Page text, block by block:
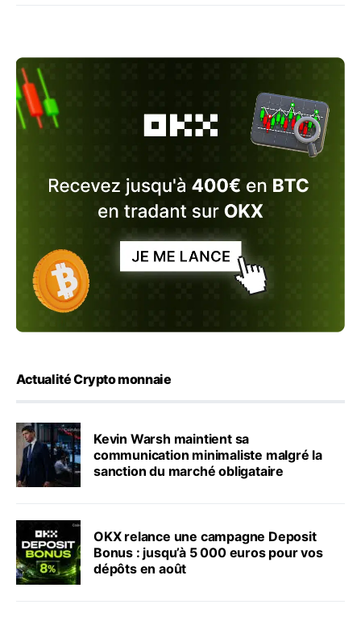
Actualité Crypto monnaie
Kevin Warsh maintient sa
communication minimaliste malgré la
sanction du marché obligataire
OKX relance une campagne Deposit
Bonus : jusqu’à 5 000 euros pour vos
dépôts en août